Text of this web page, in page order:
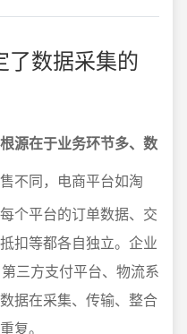
了数据采集的
源在于业务环节多、数
不同，电商平台如淘
个平台的订单数据、交
扣等都各自独立。企业
三方支付平台、物流系
据在采集、传输、整合
复。